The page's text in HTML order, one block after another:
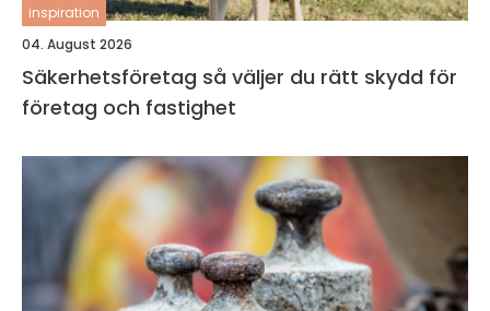
inspiration
04. August 2026
Säkerhetsföretag så väljer du rätt skydd för
företag och fastighet